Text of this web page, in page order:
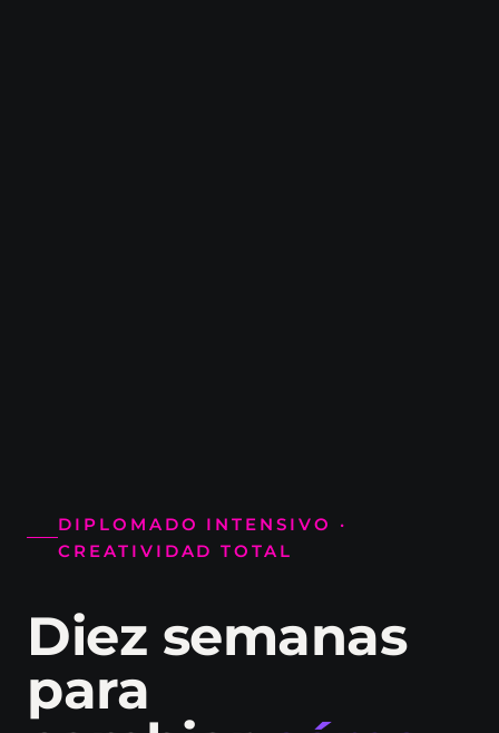
DIPLOMADO INTENSIVO ·
CREATIVIDAD TOTAL
Diez semanas
para